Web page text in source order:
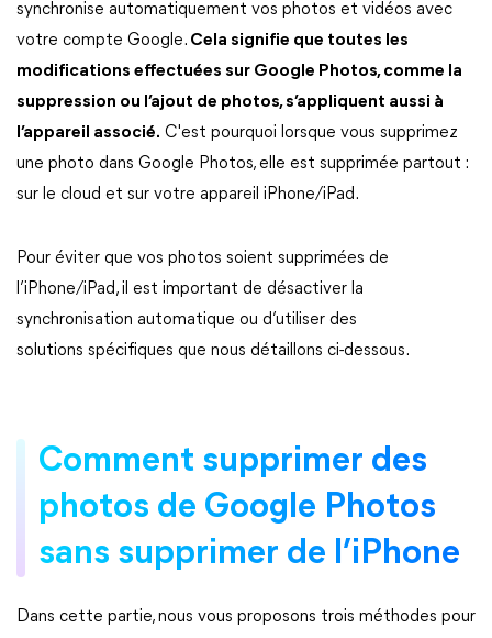
synchronise automatiquement vos photos et vidéos avec
votre compte Google. Cela signifie que toutes les
modifications effectuées sur Google Photos, comme la
suppression ou l’ajout de photos, s’appliquent aussi à
l’appareil associé. C'est pourquoi lorsque vous supprimez
une photo dans Google Photos, elle est supprimée partout :
sur le cloud et sur votre appareil iPhone/iPad.
Pour éviter que vos photos soient supprimées de
l’iPhone/iPad, il est important de désactiver la
synchronisation automatique ou d’utiliser des
solutions spécifiques que nous détaillons ci-dessous.
Comment supprimer des
photos de Google Photos
sans supprimer de l’iPhone
Dans cette partie, nous vous proposons trois méthodes pour